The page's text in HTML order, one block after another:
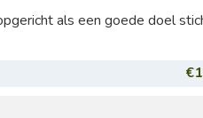
als een goede doel